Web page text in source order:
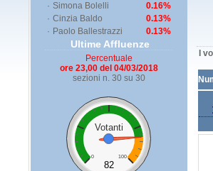
· Simona Bolelli
0.16%
· Cinzia Baldo
0.13%
· Paolo Ballestrazzi 0.13%
Ultime Affluenze
Percentuale
ore 23,00 del 04/03/2018
sezioni n. 30 su 30
Votanti
0 100
82
I